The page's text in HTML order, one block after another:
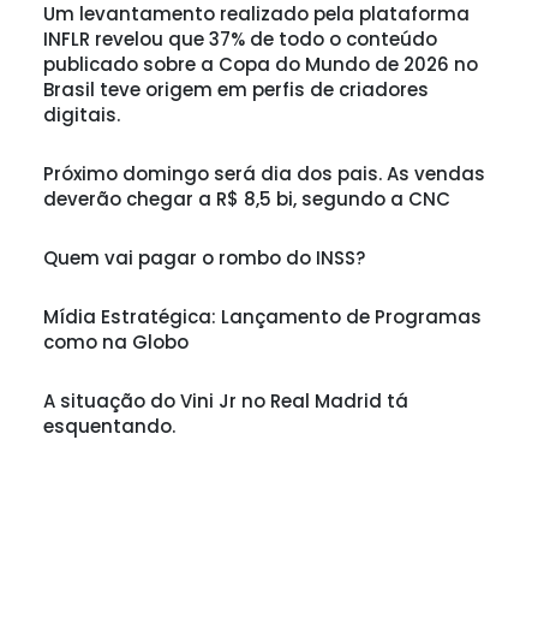
Um levantamento realizado pela plataforma
INFLR revelou que 37% de todo o conteúdo
publicado sobre a Copa do Mundo de 2026 no
Brasil teve origem em perfis de criadores
digitais.
Próximo domingo será dia dos pais. As vendas
deverão chegar a R$ 8,5 bi, segundo a CNC
Quem vai pagar o rombo do INSS?
Mídia Estratégica: Lançamento de Programas
como na Globo
A situação do Vini Jr no Real Madrid tá
esquentando.